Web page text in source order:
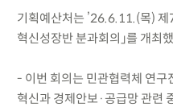
기획예산처는 ’26.6.11.(목) 제
혁신성장반 분과회의」를 개최
- 이번 회의는 민관협력체 연구
혁신과 경제안보·공급망 관련